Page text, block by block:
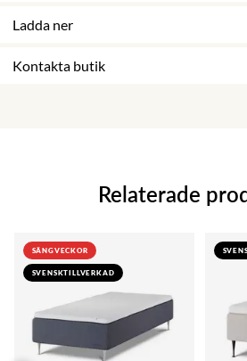
Ladda ner
Kontakta butik
Relaterade
SÄNGVECKOR
SVENSKTILLVERKAD